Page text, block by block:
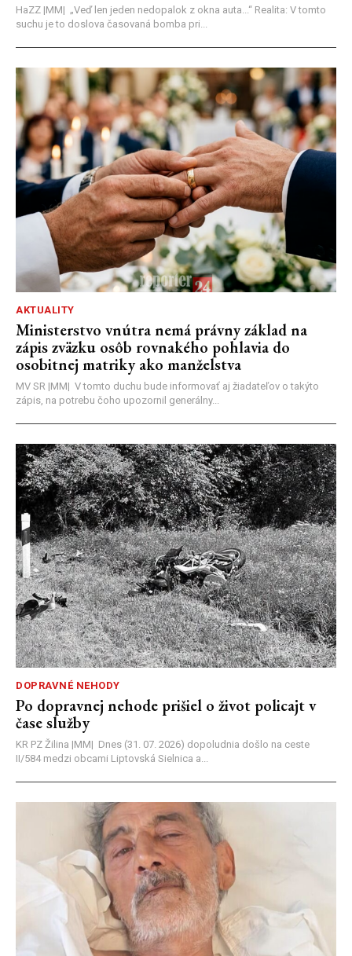
HaZZ |MM| ​„Veď len jeden nedopalok z okna auta...“ ​Realita: V tomto
suchu je to doslova časovaná bomba pri...
AKTUALITY
Ministerstvo vnútra nemá právny základ na
zápis zväzku osôb rovnakého pohlavia do
osobitnej matriky ako manželstva
MV SR |MM| V tomto duchu bude informovať aj žiadateľov o takýto
zápis, na potrebu čoho upozornil generálny...
DOPRAVNÉ NEHODY
Po dopravnej nehode prišiel o život policajt v
čase služby
KR PZ Žilina |MM| Dnes (31. 07. 2026) dopoludnia došlo na ceste
II/584 medzi obcami Liptovská Sielnica a...